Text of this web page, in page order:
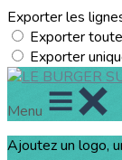
Exporter les
Exporter
Exporter
Menu
Ajoutez un logo,